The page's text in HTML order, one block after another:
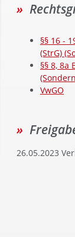
§§ 16 -
(StrG)
§§ 8, 8a
VwGO
26.05.2023